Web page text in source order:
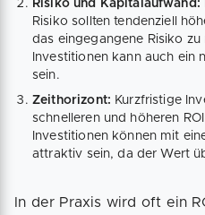
Risiko und Kapitalaufwand:
Risiko sollten tendenziell
das eingegangene Risiko
Investitionen kann auch ein
sein.
Zeithorizont: Kurzfristige
schnelleren und höheren
Investitionen können mit
attraktiv sein, da der Wert
In der Praxis wird oft ein